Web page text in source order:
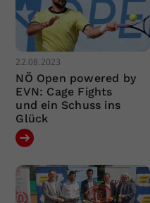
22.08.2023
NÖ Open powered by
EVN: Cage Fights
und ein Schuss ins
Glück